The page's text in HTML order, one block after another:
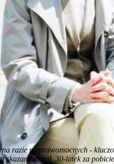
razie nieprawomocnych -
został 30-latek za